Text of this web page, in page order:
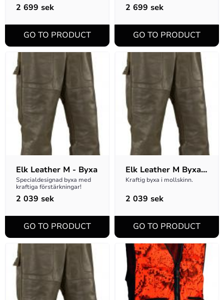
2 699 sek 2 699 sek
Elk Leather M - Byxa
Specialdesignad byxa med
kraftiga förstärkningar!
2 039 sek
Elk Leather M Byxa
- D-storlek
Kraftig byxa i mollskinn.
2 039 sek